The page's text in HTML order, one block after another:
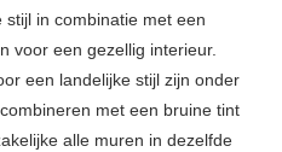
in combinatie met een
voor een gezellig interieur.
een landelijke stijl zijn onder
met een bruine tint
alle muren in dezelfde